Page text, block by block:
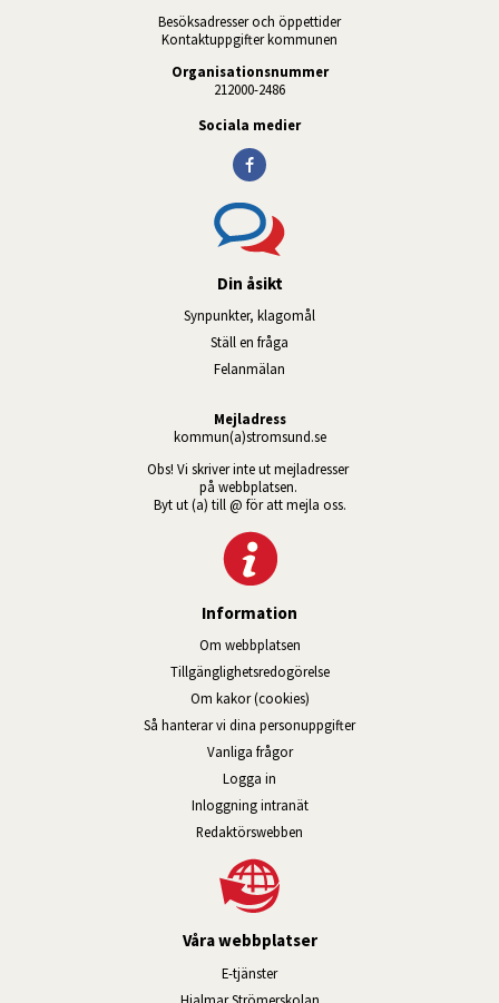
Besöksadresser och öppettider
Kontaktuppgifter kommunen
Organisationsnummer
212000-2486
Sociala medier
Din åsikt
Synpunkter, klagomål
Ställ en fråga
Felanmälan
Mejladress
kommun(a)stromsund.se
Obs! Vi skriver inte ut mejladresser
på webbplatsen.
Byt ut (a) till @ för att mejla oss.
Information
Om webbplatsen
Tillgänglig­hets­redo­görelse
Om kakor (cookies)
Så hanterar vi dina personuppgifter
Vanliga frågor
Logga in
Inloggning intranätÖppnas i nytt fönster.
Redaktörswebben
Våra webbplatser
E-tjänsterLänk till annan webbplats, öppnas i
Hjalmar StrömerskolanLänk till annan webbplats,